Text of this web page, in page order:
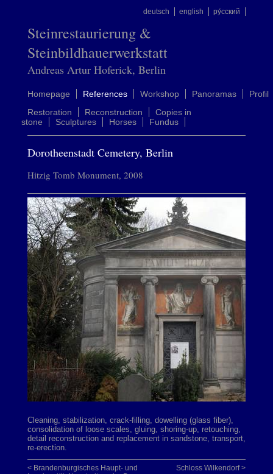
deutsch english ру́сский
Steinrestaurierung &
Steinbildhauerwerkstatt
Andreas Artur Hoferick, Berlin
Homepage References Workshop Panoramas
Profil
Restoration
Reconstruction
Copies in
stone
Sculptures Horses Fundus
Dorotheenstadt Cemetery, Berlin
Hitzig Tomb Monument, 2008
Cleaning, stabilization, crack-filling, dowelling (glass fiber),
consolidation of loose scales, gluing, shoring-up, retouching,
detail reconstruction and replacement in sandstone, transport,
re-erection.
Schloss Wilkendorf >
< Brandenburgisches Haupt- und